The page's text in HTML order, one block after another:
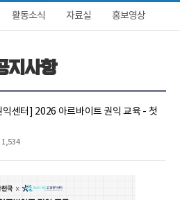
활동소식 자료실 홍보영상
지사항
익센터] 2026 아르바이트 권익 교육 - 첫
1,534